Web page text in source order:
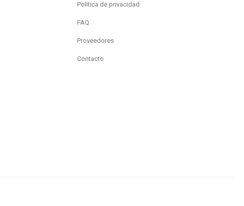
Politica de privacidad
FAQ
Proveedores
Contacto